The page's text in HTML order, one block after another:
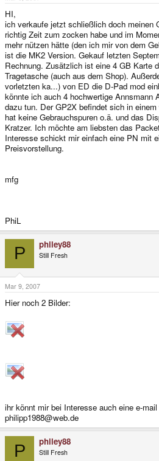
HI,
ich verkaufe jetzt schließlich doch meinen
richtig Zeit zum zocken habe und im
mehr nützen hätte (den ich mir von dem
ist die MK2 Version. Gekauf letzten
Rechnung. Zusätzlich ist eine 4 GB Karte
Tragetasche (auch aus dem Shop).
vorletzten ka...) von ED die D-Pad mod
könnte ich auch 4 hochwertige Annsmann
dazu tun. Der GP2X befindet sich in
hat keine Gebrauchspuren o.ä. und das
Kratzer. Ich möchte am liebsten das
Interesse schickt mir einfach eine PN mit
Preisvorstellung.
mfg
PhiL
P philey88
Still Fresh
Mar 9, 2007
Hier noch 2 Bilder:
ihr könnt mir bei Interesse auch eine e-
philipp1988@web.de
P philey88
Still Fresh